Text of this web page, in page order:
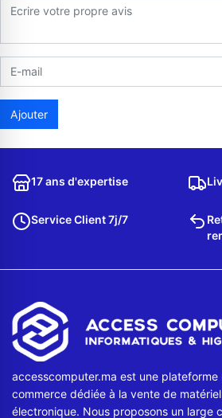
06 37 08 07 06
Envoyer un message
Ajouter
17 ans d'expertise
Service Client 7j/7
accesscomputer.ma est une
commerce dédiée à la vente de
électronique. Nous proposons un large